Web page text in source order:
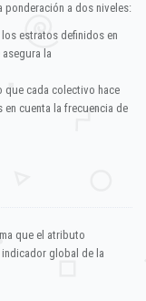
a dos niveles:
estratos definidos en
la
que cada colectivo hace
en cuenta la frecuencia de
que el atributo
global de la